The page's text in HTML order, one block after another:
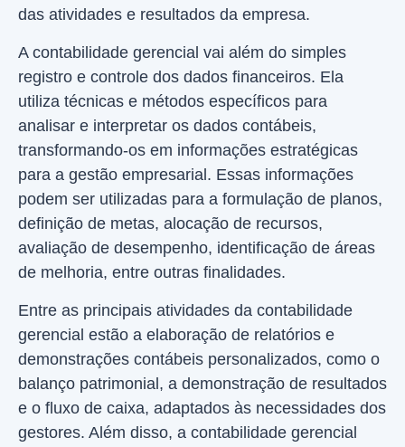
das atividades e resultados da empresa.
A contabilidade gerencial vai além do simples
registro e controle dos dados financeiros. Ela
utiliza técnicas e métodos específicos para
analisar e interpretar os dados contábeis,
transformando-os em informações estratégicas
para a gestão empresarial. Essas informações
podem ser utilizadas para a formulação de planos,
definição de metas, alocação de recursos,
avaliação de desempenho, identificação de áreas
de melhoria, entre outras finalidades.
Entre as principais atividades da contabilidade
gerencial estão a elaboração de relatórios e
demonstrações contábeis personalizados, como o
balanço patrimonial, a demonstração de resultados
e o fluxo de caixa, adaptados às necessidades dos
gestores. Além disso, a contabilidade gerencial